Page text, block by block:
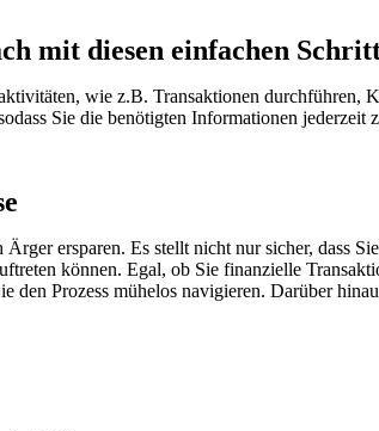
mit diesen einfachen
wie z.B. Transaktionen durchführen,
Sie die benötigten Informationen jederzeit
ersparen. Es stellt nicht nur sicher, dass
können. Egal, ob Sie finanzielle
den Prozess mühelos navigieren. Darüber